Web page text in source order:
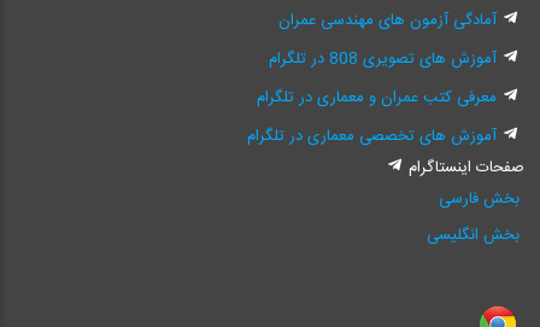
آمادگی آزمون های مهندسی عمران
آموزش های تصویری 808 در تلگرام
معرفی کتب عمران و معماری در تلگرام
آموزش های تخصصی معماری در تلگرام
صفحات اینستاگرام
بخش فارسی
بخش انگلیسی